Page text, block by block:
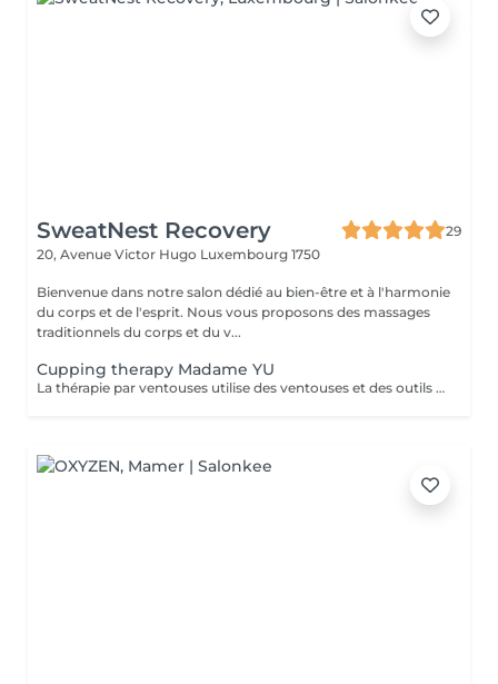
SweatNest Recovery
29
20, Avenue Victor Hugo Luxembourg 1750
Bienvenue dans notre salon dédié au bien-être et à l'harmonie
du corps et de l'esprit. Nous vous proposons des massages
traditionnels du corps et du v...
Cupping therapy Madame YU
La thérapie par ventouses utilise des ventouses et des outils qui, par combustion, expulsent l'air de l'intérieur des ventouses, créant une pression négative qui permet aux ventouses d'adhérer aux points d'acupuncture ou à la surface de la peau où la thérapie par ventouses doit être effectuée, produisant ainsi une stimulation. Pour ce faire, à la fois en prévention et en traitement, la peau au niveau du site d'application des ventouses devient congestionnée et il y a stase sanguine Cupping therapy uses cups and tools employing combustion to expel air from inside the cups, creating negative pressure that causes the cups to adhere to acuponts or the skin surface where cupping is to be performed, thus producing stimulation,to achieve both prevention and treatment, the skin at the cupping site will become congested,and blood stasis.